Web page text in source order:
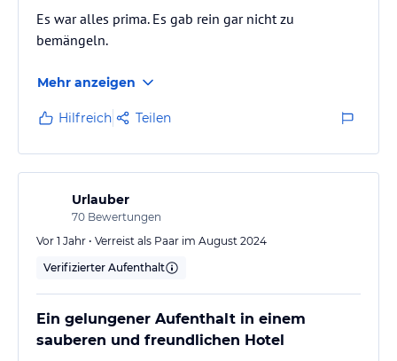
Es war alles prima. Es gab rein gar nicht zu
bemängeln.
Mehr anzeigen
Hilfreich Teilen
Urlauber
70 Bewertungen
Vor 1 Jahr • Verreist als Paar im August 2024
Verifizierter Aufenthalt
Ein gelungener Aufenthalt in einem
sauberen und freundlichen Hotel